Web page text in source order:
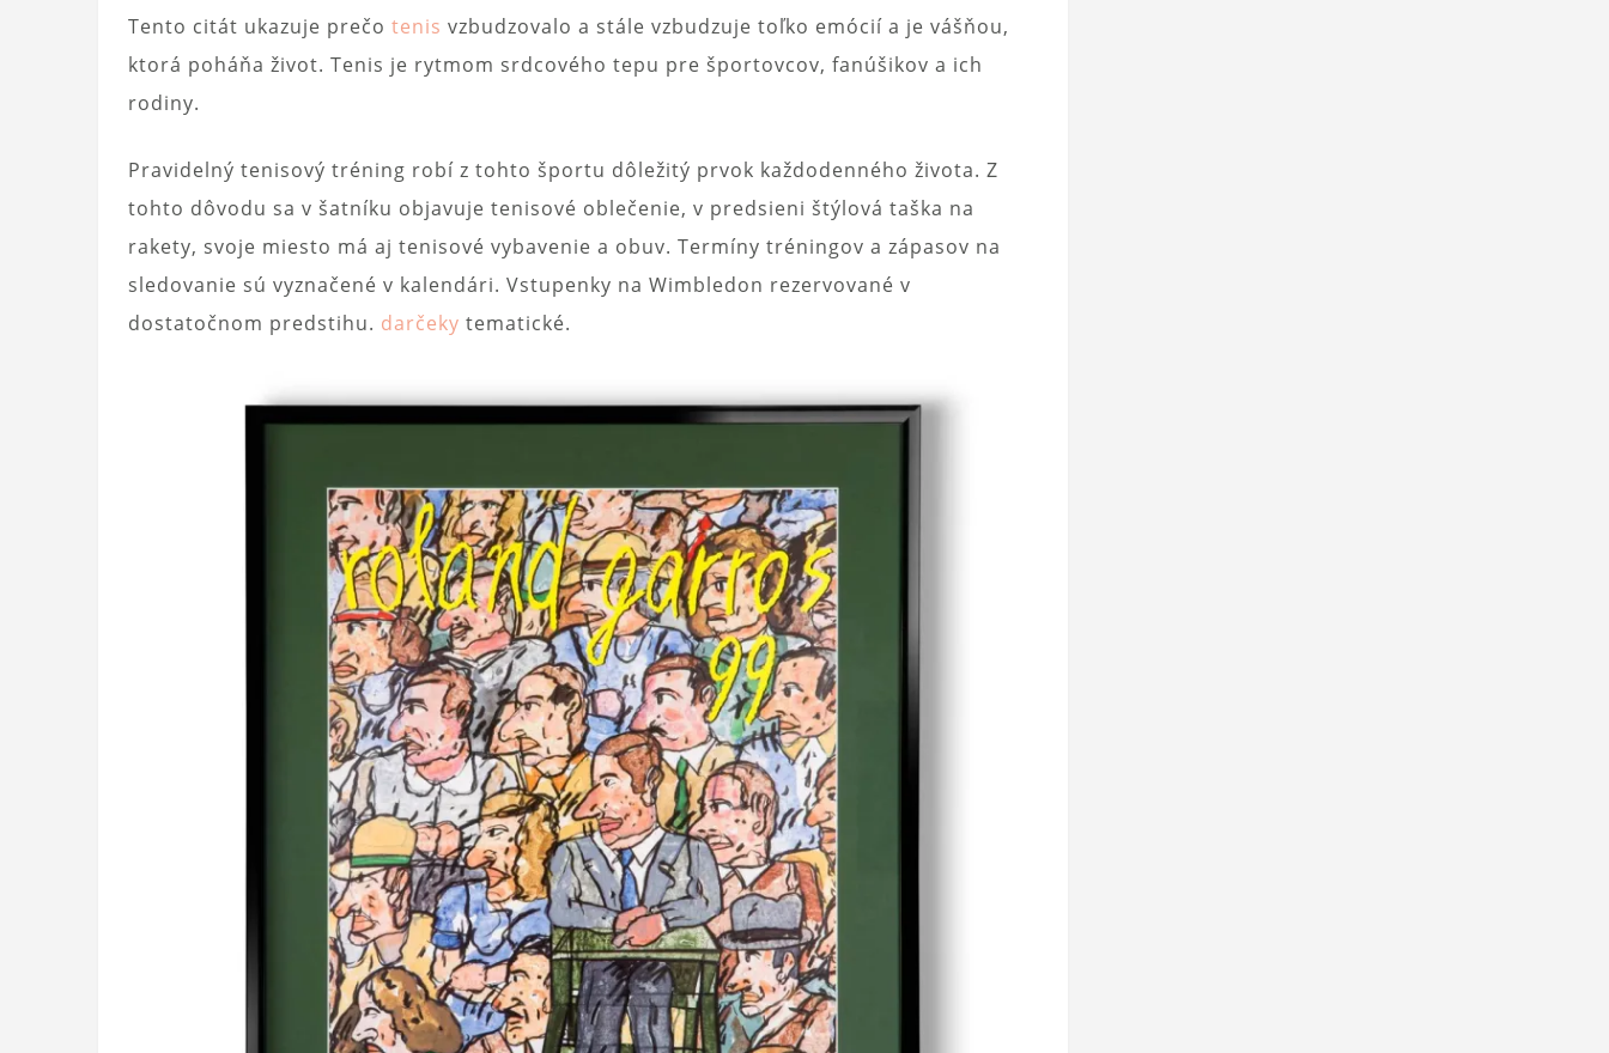
Tento citát ukazuje prečo tenis vzbudzovalo a stále vzbudzuje toľko emócií a je vášňou,
ktorá poháňa život. Tenis je rytmom srdcového tepu pre športovcov, fanúšikov a ich
rodiny.
Pravidelný tenisový tréning robí z tohto športu dôležitý prvok každodenného života. Z
tohto dôvodu sa v šatníku objavuje tenisové oblečenie, v predsieni štýlová taška na
rakety, svoje miesto má aj tenisové vybavenie a obuv. Termíny tréningov a zápasov na
sledovanie sú vyznačené v kalendári. Vstupenky na Wimbledon rezervované v
dostatočnom predstihu. darčeky tematické.